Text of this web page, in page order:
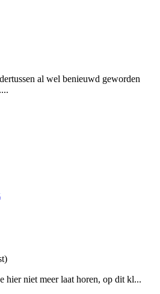
al wel benieuwd geworden
hier niet meer laat horen, op dit kl...